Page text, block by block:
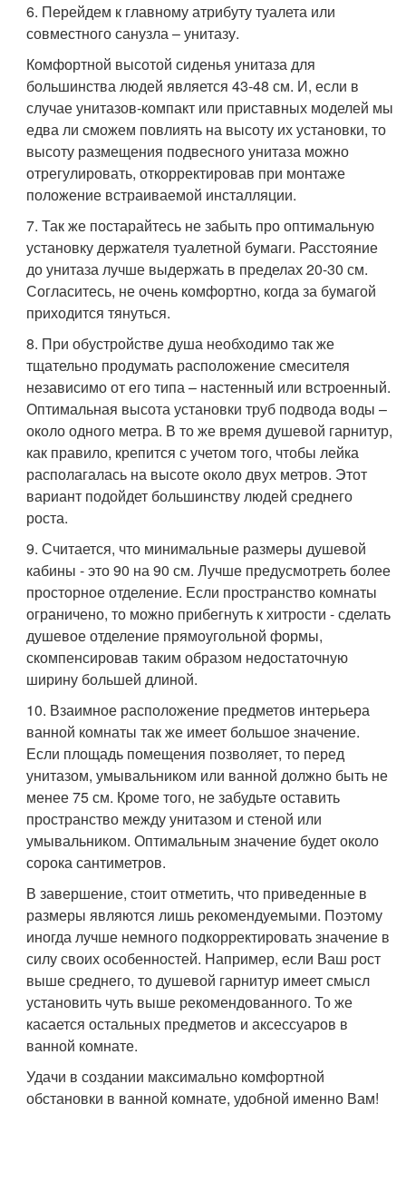
6. Перейдем к главному атрибуту туалета или
совместного санузла – унитазу.
Комфортной высотой сиденья унитаза для
большинства людей является 43-48 см. И, если в
случае унитазов-компакт или приставных моделей мы
едва ли сможем повлиять на высоту их установки, то
высоту размещения подвесного унитаза можно
отрегулировать, откорректировав при монтаже
положение встраиваемой инсталляции.
7. Так же постарайтесь не забыть про оптимальную
установку держателя туалетной бумаги. Расстояние
до унитаза лучше выдержать в пределах 20-30 см.
Согласитесь, не очень комфортно, когда за бумагой
приходится тянуться.
8. При обустройстве душа необходимо так же
тщательно продумать расположение смесителя
независимо от его типа – настенный или встроенный.
Оптимальная высота установки труб подвода воды –
около одного метра. В то же время душевой гарнитур,
как правило, крепится с учетом того, чтобы лейка
располагалась на высоте около двух метров. Этот
вариант подойдет большинству людей среднего
роста.
9. Считается, что минимальные размеры душевой
кабины - это 90 на 90 см. Лучше предусмотреть более
просторное отделение. Если пространство комнаты
ограничено, то можно прибегнуть к хитрости - сделать
душевое отделение прямоугольной формы,
скомпенсировав таким образом недостаточную
ширину большей длиной.
10. Взаимное расположение предметов интерьера
ванной комнаты так же имеет большое значение.
Если площадь помещения позволяет, то перед
унитазом, умывальником или ванной должно быть не
менее 75 см. Кроме того, не забудьте оставить
пространство между унитазом и стеной или
умывальником. Оптимальным значение будет около
сорока сантиметров.
В завершение, стоит отметить, что приведенные в
размеры являются лишь рекомендуемыми. Поэтому
иногда лучше немного подкорректировать значение в
силу своих особенностей. Например, если Ваш рост
выше среднего, то душевой гарнитур имеет смысл
установить чуть выше рекомендованного. То же
касается остальных предметов и аксессуаров в
ванной комнате.
Удачи в создании максимально комфортной
обстановки в ванной комнате, удобной именно Вам!